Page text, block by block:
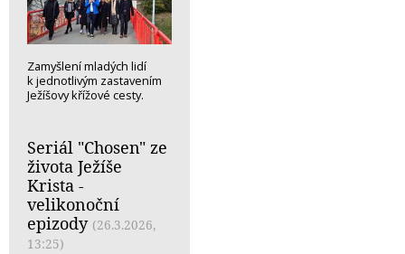
Zamyšlení mladých lidí
k jednotlivým zastavením
Ježíšovy křížové cesty.
Seriál "Chosen" ze
života Ježíše
Krista -
velikonoční
epizody (26.3.2026,
13:25)